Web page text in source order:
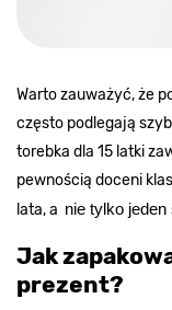
Warto zauważyć, że
często podlegają
torebka dla 15 latki
pewnością doceni
lata, a nie tylko jeden
Jak
prezent?